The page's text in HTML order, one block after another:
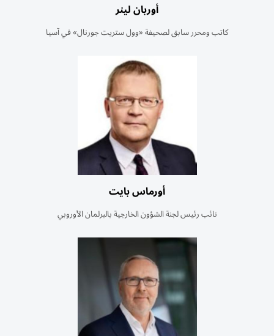
أوربان لينر
كاتب ومحرر سابق لصحيفة «وول ستريت جورنال» في آسيا
أورماس بايت
نائب رئيس لجنة الشؤون الخارجية بالبرلمان الأوروبي